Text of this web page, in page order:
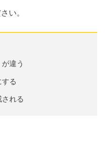
い。
違う
る
れる